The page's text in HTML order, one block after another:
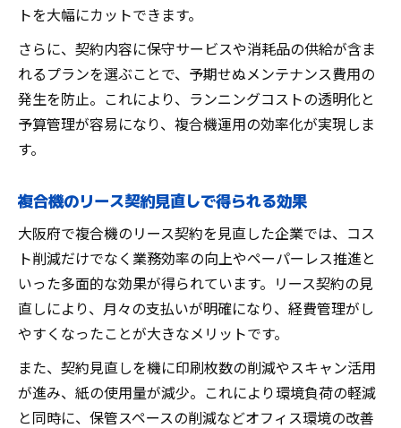
トを大幅にカットできます。
さらに、契約内容に保守サービスや消耗品の供給が含ま
れるプランを選ぶことで、予期せぬメンテナンス費用の
発生を防止。これにより、ランニングコストの透明化と
予算管理が容易になり、複合機運用の効率化が実現しま
す。
複合機のリース契約見直しで得られる効果
大阪府で複合機のリース契約を見直した企業では、コス
ト削減だけでなく業務効率の向上やペーパーレス推進と
いった多面的な効果が得られています。リース契約の見
直しにより、月々の支払いが明確になり、経費管理がし
やすくなったことが大きなメリットです。
また、契約見直しを機に印刷枚数の削減やスキャン活用
が進み、紙の使用量が減少。これにより環境負荷の軽減
と同時に、保管スペースの削減などオフィス環境の改善